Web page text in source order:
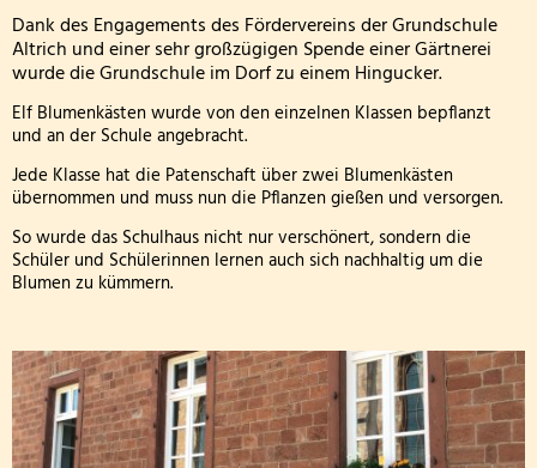
Theaterfahrt nach Trier 2025
Adventsfensteraktion 3. Schuljahr-2
Handballaktionstag 2026
Fußballturnier Vorrunde zur Kreismeisterschaft
FETTER DONNERSTAG - DIE MÖHNEN
Klasse 2000! bei den Wölflingen
Klasse 2000 - die erste Stunde! in der Bärenklasse
Dank des Engagements des Fördervereins der Grundschule
Altrich und einer sehr großzügigen Spende einer Gärtnerei
wurde die Grundschule im Dorf zu einem Hingucker.
Elf Blumenkästen wurde von den einzelnen Klassen bepflanzt
und an der Schule angebracht.
Jede Klasse hat die Patenschaft über zwei Blumenkästen
übernommen und muss nun die Pflanzen gießen und versorgen.
So wurde das Schulhaus nicht nur verschönert, sondern die
Schüler und Schülerinnen lernen auch sich nachhaltig um die
Blumen zu kümmern.